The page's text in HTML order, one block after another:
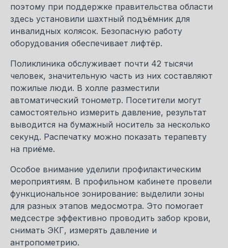
поэтому при поддержке правительства области
здесь установили шахтный подъёмник для
инвалидных колясок. Безопасную работу
оборудования обеспечивает лифтёр.
Поликлиника обслуживает почти 42 тысячи
человек, значительную часть из них составляют
пожилые люди. В холле разместили
автоматический тонометр. Посетители могут
самостоятельно измерить давление, результат
выводится на бумажный носитель за несколько
секунд. Распечатку можно показать терапевту
на приёме.
Особое внимание уделили профилактическим
мероприятиям. В профильном кабинете провели
функциональное зонирование: выделили зоны
для разных этапов медосмотра. Это помогает
медсестре эффективно проводить забор крови,
снимать ЭКГ, измерять давление и
антропометрию.